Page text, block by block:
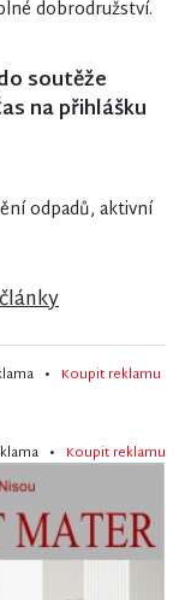
dobrodružství.
soutěže
na přihlášku
odpadů, aktivní
• Koupit reklamu
• Koupit reklamu